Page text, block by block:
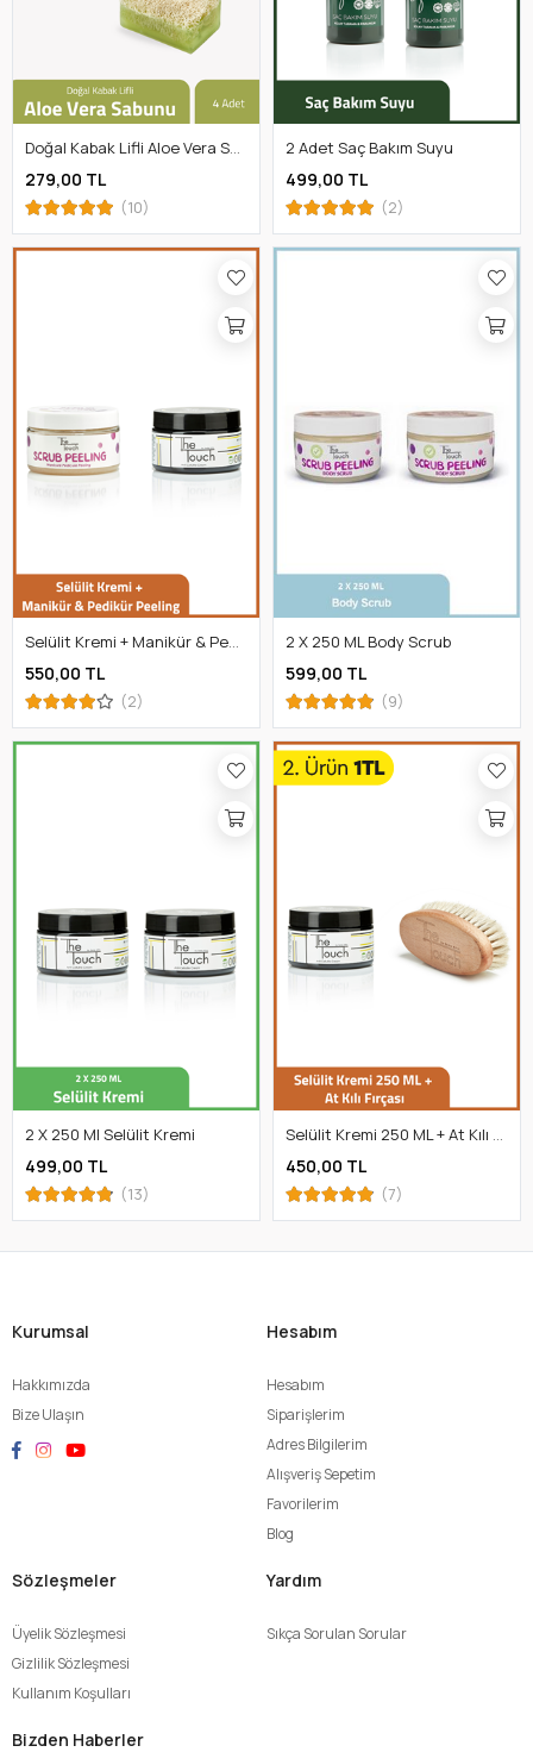
Doğal Kabak Lifli Aloe Vera Sabunu 100 Gr X 4 Adet
279,00 TL
(10)
2 Adet Saç Bakım Suyu
499,00 TL
(2)
550,00 TL
(2)
2 X 250 ML Body Scrub
599,00 TL
(9)
2 X 250 Ml Selülit Kremi
499,00 TL
(13)
Selülit Kremi 250 ML + At Kılı Fırçası
450,00 TL
(7)
Kurumsal
Hakkımızda
Bize Ulaşın
Hesabım
Hesabım
Siparişlerim
Adres Bilgilerim
Alışveriş Sepetim
Favorilerim
Blog
Sözleşmeler
Üyelik Sözleşmesi
Gizlilik Sözleşmesi
Kullanım Koşulları
Yardım
Sıkça Sorulan Sorular
Bizden Haberler